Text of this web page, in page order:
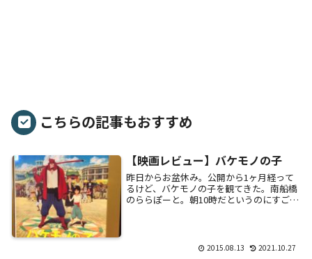
こちらの記事もおすすめ
【映画レビュー】バケモノの子
昨日からお盆休み。公開から1ヶ月経って
るけど、バケモノの子を観てきた。南船橋
のららぽーと。朝10時だというのにすごい
2015.08.13 2021.10.27